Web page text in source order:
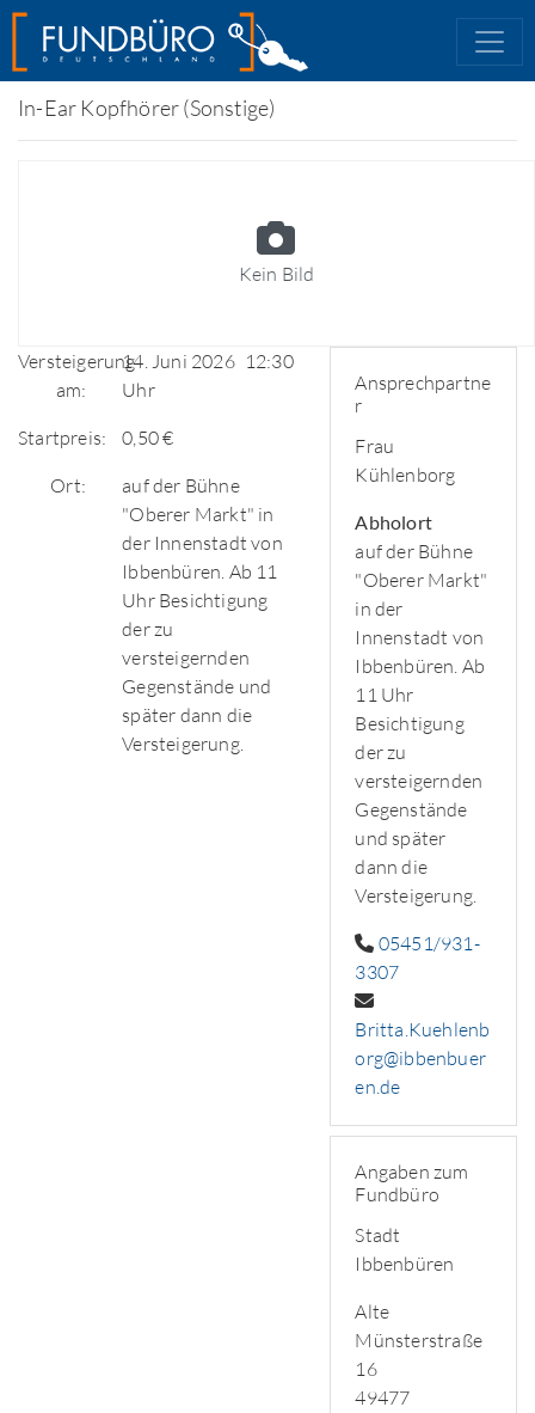
In-Ear Kopfhörer (Sonstige)
Kein Bild
Versteigerung
am:
14. Juni 2026 12:30
Uhr
Startpreis:
0,50 €
Ort:
auf der Bühne
"Oberer Markt" in
der Innenstadt von
Ibbenbüren. Ab 11
Uhr Besichtigung
der zu
versteigernden
Gegenstände und
später dann die
Versteigerung.
Ansprechpartne
r
Frau
Kühlenborg
Abholort
auf der Bühne
"Oberer Markt"
in der
Innenstadt von
Ibbenbüren. Ab
11 Uhr
Besichtigung
der zu
versteigernden
Gegenstände
und später
dann die
Versteigerung.
05451/931-
3307
Britta.Kuehlenb
org@ibbenbuer
en.de
Angaben zum
Fundbüro
Stadt
Ibbenbüren
Alte
Münsterstraße
16
49477